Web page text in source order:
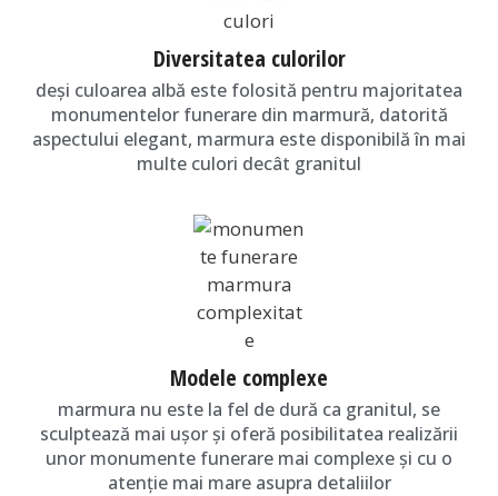
Diversitatea culorilor
deși culoarea albă este folosită pentru majoritatea
monumentelor funerare din marmură, datorită
aspectului elegant, marmura este disponibilă în mai
multe culori decât granitul
Modele complexe
marmura nu este la fel de dură ca granitul, se
sculptează mai ușor și oferă posibilitatea realizării
unor monumente funerare mai complexe și cu o
atenţie mai mare asupra detaliilor